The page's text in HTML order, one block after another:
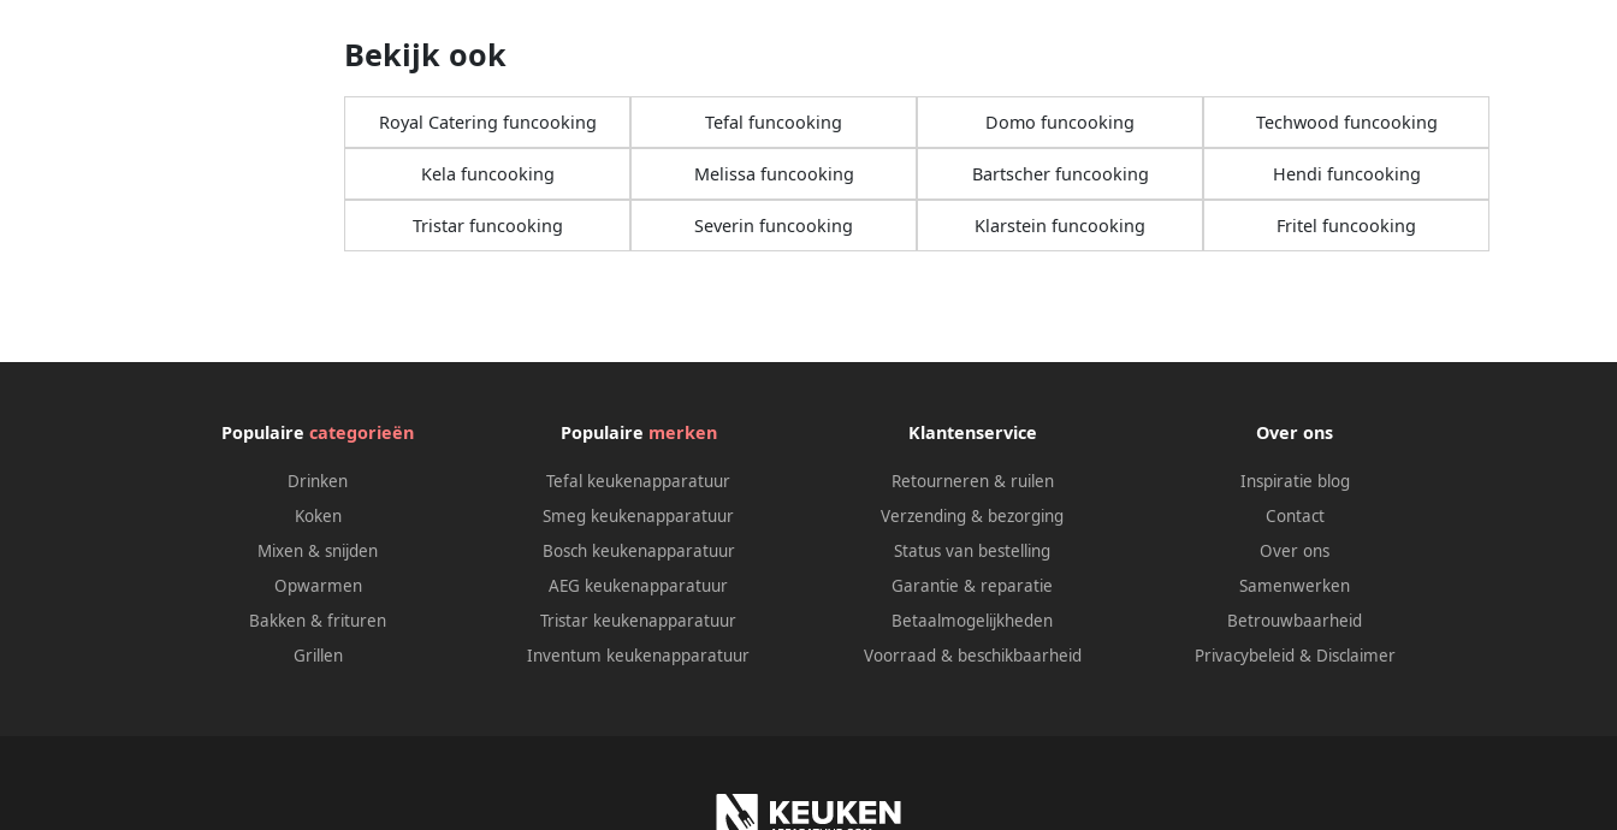
Bekijk ook
Royal Catering funcooking Tefal funcooking Domo funcooking Techwood funcooking
Kela funcooking Melissa funcooking Bartscher funcooking Hendi funcooking
Tristar funcooking Severin funcooking Klarstein funcooking Fritel funcooking
Populairecategorieën
Drinken
Koken
Mixen & snijden
Opwarmen
Bakken & frituren
Grillen
Populaire merken
Tefal keukenapparatuur
Smeg keukenapparatuur
Bosch keukenapparatuur
AEG keukenapparatuur
Tristar keukenapparatuur
Inventum keukenapparatuur
Klantenservice
Retourneren & ruilen
Verzending & bezorging
Status van bestelling
Garantie & reparatie
Betaalmogelijkheden
Voorraad & beschikbaarheid
Over ons
Inspiratie blog
Contact
Over ons
Samenwerken
Betrouwbaarheid
Privacybeleid & Disclaimer